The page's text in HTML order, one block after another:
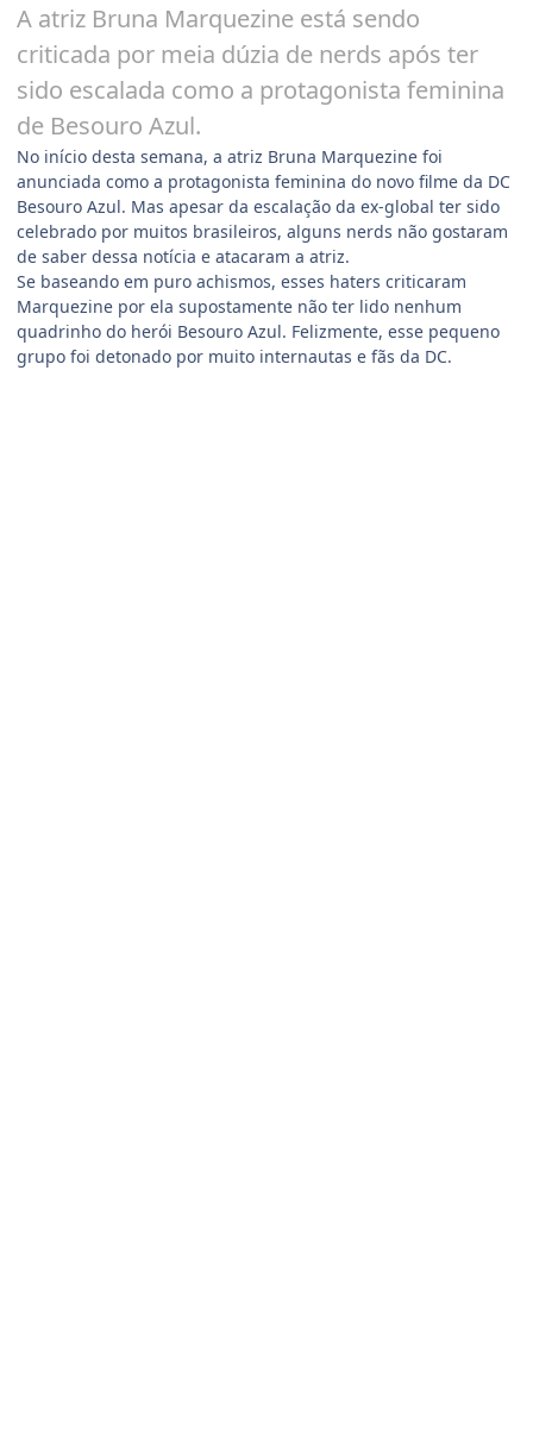
A atriz Bruna Marquezine está sendo
criticada por meia dúzia de nerds após ter
sido escalada como a protagonista feminina
de Besouro Azul.
No início desta semana, a atriz Bruna Marquezine foi
anunciada como a protagonista feminina do novo filme da DC
Besouro Azul. Mas apesar da escalação da ex-global ter sido
celebrado por muitos brasileiros, alguns nerds não gostaram
de saber dessa notícia e atacaram a atriz.
Se baseando em puro achismos, esses haters criticaram
Marquezine por ela supostamente não ter lido nenhum
quadrinho do herói Besouro Azul. Felizmente, esse pequeno
grupo foi detonado por muito internautas e fãs da DC.